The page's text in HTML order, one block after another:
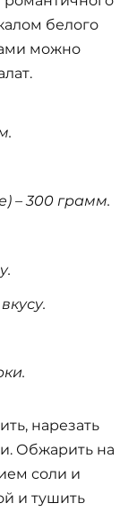
белого
можно
– 300 грамм.
нарезать
Обжарить на
соли и
и тушить